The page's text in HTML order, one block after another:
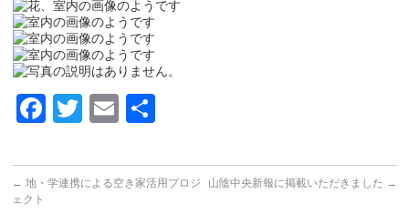
Facebook
TwitterEmail
← 地・学連携による空き家活用プロジ
ェクト
山陰中央新報に掲載いただきました →